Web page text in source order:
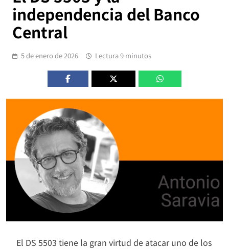
independencia del Banco
Central
5 de enero de 2026 Lectura 9 minutos
El DS 5503 tiene la gran virtud de atacar uno de los